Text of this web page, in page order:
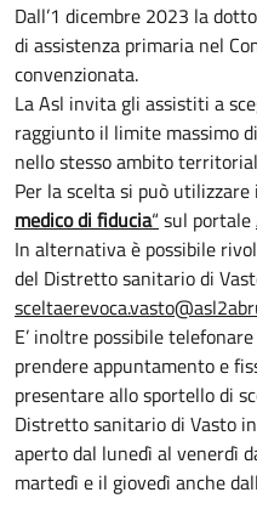
Dall’1 dicembre 2023 la
di assistenza primaria nel
convenzionata.
La Asl invita gli assistiti a
raggiunto il limite massimo
nello stesso ambito
Per la scelta si può
medico di fiducia“ sul portale
In alternativa è possibile
del Distretto sanitario di
E’ inoltre possibile
prendere appuntamento e
presentare allo sportello di
Distretto sanitario di Vasto
aperto dal lunedì al venerdì
martedì e il giovedì anche